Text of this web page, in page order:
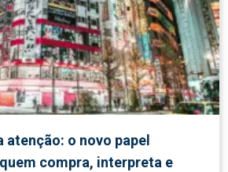
atenção: o novo papel
compra, interpreta e